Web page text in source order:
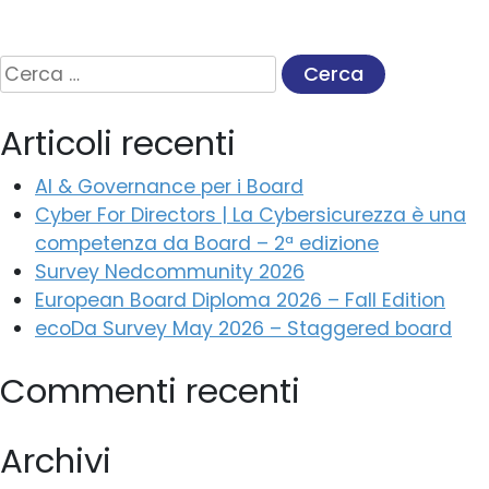
Ricerca
per:
Articoli recenti
AI & Governance per i Board
Cyber For Directors | La Cybersicurezza è una
competenza da Board – 2ª edizione
Survey Nedcommunity 2026
European Board Diploma 2026 – Fall Edition
ecoDa Survey May 2026 – Staggered board
Commenti recenti
Archivi